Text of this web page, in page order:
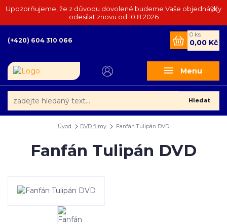
Upozorňujeme, že z důvodu dovolené budeme Vaše objednávky
odesílat znovu od 10.8.2026
Menu
Hledat
(+420) 604 310 066
0 ks
0,00 Kč
Úvod DVD filmy Fanfán Tulipán DVD
Fanfán Tulipán DVD